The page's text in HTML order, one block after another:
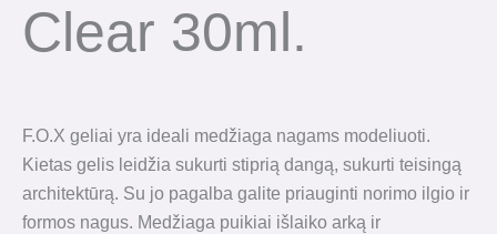
Clear 30ml.
F.O.X geliai yra ideali medžiaga nagams modeliuoti.
Kietas gelis leidžia sukurti stiprią dangą, sukurti teisingą
architektūrą. Su jo pagalba galite priauginti norimo ilgio ir
formos nagus. Medžiaga puikiai išlaiko arką ir